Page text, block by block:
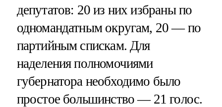
депутатов: 20 из них избраны по
одномандатным округам, 20 — по
партийным спискам. Для
наделения полномочиями
губернатора необходимо было
простое большинство — 21 голос.